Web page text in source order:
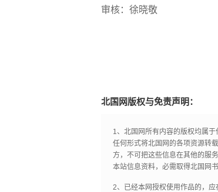
审核：徐晓敬
北国网版权与免责声明：
1、北国网所有内容的版权均属
任何形式将北国网的各项资源转
方，不可把这些信息在其他的服
本站信息资料，必需取得北国网
2、已经本网授权使用作品的，